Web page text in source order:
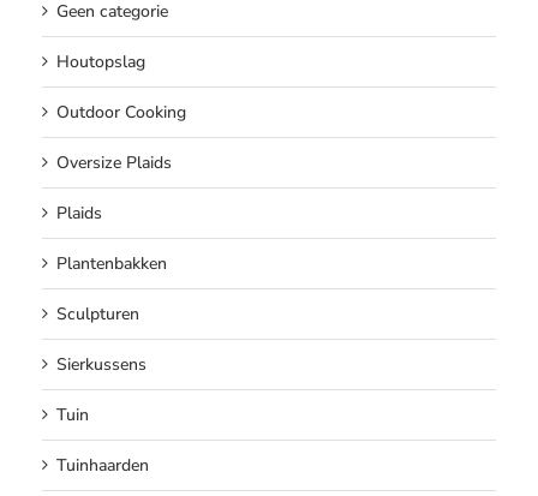
Geen categorie
Houtopslag
Outdoor Cooking
Oversize Plaids
Plaids
Plantenbakken
Sculpturen
Sierkussens
Tuin
Tuinhaarden